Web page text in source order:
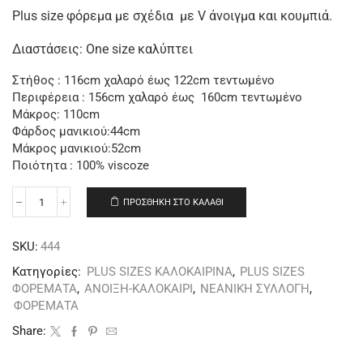
Plus size φόρεμα με σχέδια με V άνοιγμα και κουμπιά.
Διαστάσεις: One size καλύπτει
Στήθος : 116cm χαλαρό έως 122cm τεντωμένο
Περιφέρεια : 156cm χαλαρό έως 160cm τεντωμένο
Μάκρος: 110cm
Φάρδος μανικιού:44cm
Μάκρος μανικιού:52cm
Ποιότητα : 100% viscoze
ΠΡΟΣΘΉΚΗ ΣΤΟ ΚΑΛΆΘΙ
SKU: 444
Κατηγορίες: PLUS SIZES ΚΑΛΟΚΑΙΡΙΝΑ, PLUS SIZES
ΦΟΡΕΜΑΤΑ, ΑΝΟΙΞΗ-ΚΑΛΟΚΑΙΡΙ , ΝΕΑΝΙΚΗ ΣΥΛΛΟΓΗ ,
ΦΟΡΕΜΑΤΑ
Share: